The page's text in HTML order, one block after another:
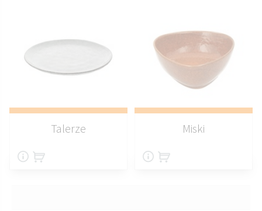
Talerze Miski